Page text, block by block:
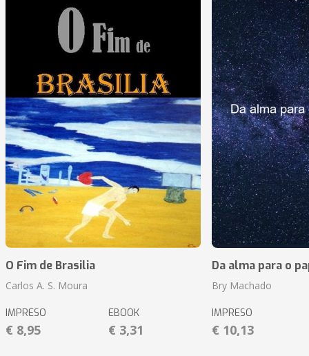
O Fim de Brasilia
Carlos A. S. Moura
IMPRESO
€ 8,95
EBOOK
€ 3,31
Da alma para o
Bry Machado
IMPRESO
€ 10,13